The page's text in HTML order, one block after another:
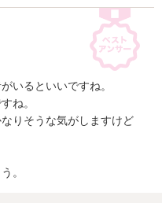
いるといいですね。
ね。
りそうな気がしますけど
。